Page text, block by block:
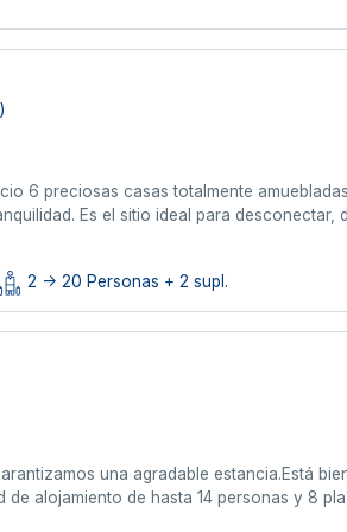
6 preciosas casas totalmente
Es el sitio ideal para desconectar,
2 -> 20 Personas + 2 supl.
una agradable estancia.Está
alojamiento de hasta 14 personas y 8